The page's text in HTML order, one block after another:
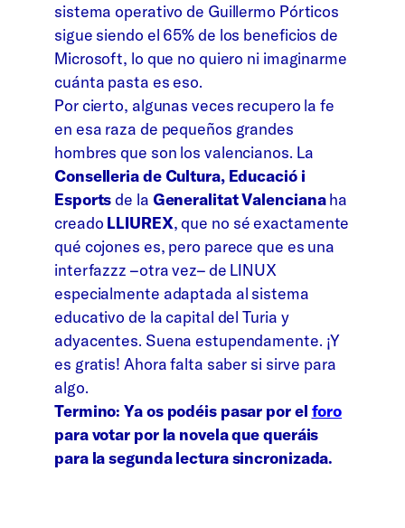
sistema operativo de Guillermo Pórticos
sigue siendo el 65% de los beneficios de
Microsoft, lo que no quiero ni imaginarme
cuánta pasta es eso.
Por cierto, algunas veces recupero la fe
en esa raza de pequeños grandes
hombres que son los valencianos. La
Conselleria de Cultura, Educació i
Esports de la Generalitat Valencianaha
creado LLIUREX, que no sé exactamente
qué cojones es, pero parece que es una
interfazzz –otra vez– de LINUX
especialmente adaptada al sistema
educativo de la capital del Turia y
adyacentes. Suena estupendamente. ¡Y
es gratis! Ahora falta saber si sirve para
algo.
Termino: Ya os podéis pasar por el foro
para votar por la novela que queráis
para la segunda lectura sincronizada.